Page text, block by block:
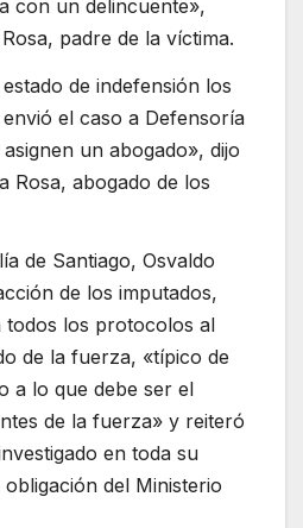
con un delincuente»,
padre de la víctima.
de indefensión los
el caso a Defensoría
un abogado», dijo
Rosa, abogado de los
de Santiago, Osvaldo
de los imputados,
todos los protocolos al
de la fuerza, «típico de
a lo que debe ser el
de la fuerza» y reiteró
en toda su
del Ministerio